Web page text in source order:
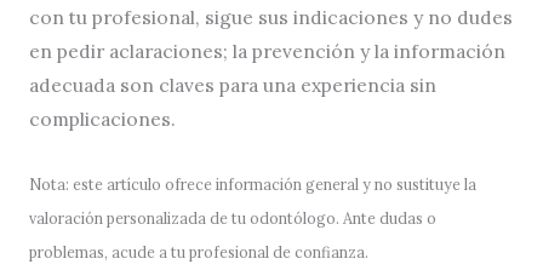
con tu profesional, sigue sus indicaciones y no dudes
en pedir aclaraciones; la prevención y la información
adecuada son claves para una experiencia sin
complicaciones.
Nota: este artículo ofrece información general y no sustituye la
valoración personalizada de tu odontólogo. Ante dudas o
problemas, acude a tu profesional de confianza.